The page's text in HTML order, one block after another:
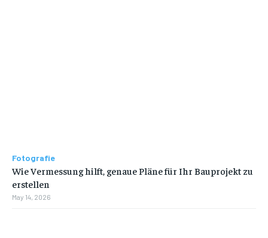
Fotografie
Wie Vermessung hilft, genaue Pläne für Ihr Bauprojekt zu
erstellen
May 14, 2026